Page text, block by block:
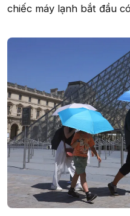
chiếc máy lạnh bắt đầu